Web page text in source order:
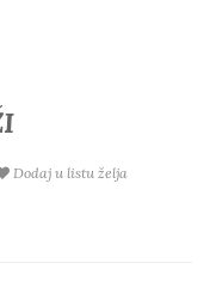
Dodaj u listu želja